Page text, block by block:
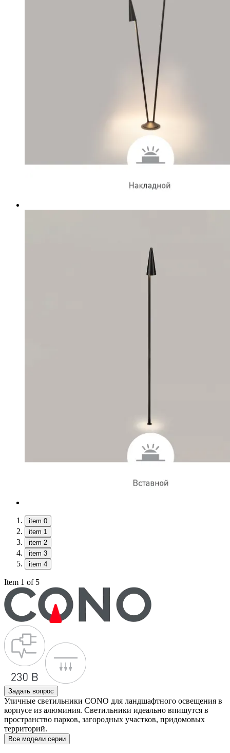
item 0
item 1
item 2
item 3
item 4
Item 1 of 5
Задать вопрос
Уличные светильники CONO для ландшафтного освещения в
корпусе из алюминия. Светильники идеально впишутся в
пространство парков, загородных участков, придомовых
территорий.
Все модели серии